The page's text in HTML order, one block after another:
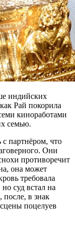
индийских
Рай покорила
киноработами
семью.
с партнёром, что
Они
противоречит
она может
требовала
суд встал на
после, в знак
поцелуев